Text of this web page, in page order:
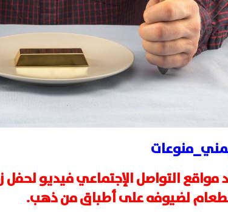
مواقع التواصل الإجتماعي فيديو
لضيوفه على أطباق من ذهب.